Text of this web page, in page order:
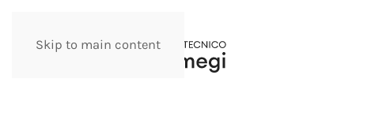
Skip to main content